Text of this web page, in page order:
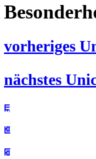
vorheriges
nächstes
ꡀ
ꡁ
ꡂ